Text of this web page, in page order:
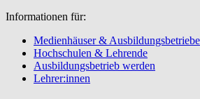
Informationen für:
Medienhäuser & Ausbildungsbetriebe
Hochschulen & Lehrende
Ausbildungsbetrieb werden
Lehrer:innen